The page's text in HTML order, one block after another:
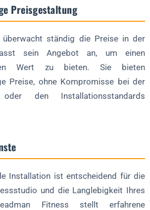
Preisgestaltung
überwacht ständig die Preise in der
sein Angebot an, um einen
Wert zu bieten. Sie bieten
Preise, ohne Kompromisse bei der
oder den Installationsstandards
Installation ist entscheidend für die
und die Langlebigkeit Ihres
Fitness stellt erfahrene